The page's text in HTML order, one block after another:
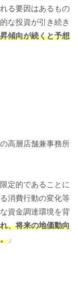
る要因はあるもの
な投資が引き続き
傾向が続くと予想
高層店舗兼事務所
定的であることに
消費行動の変化等
資金調達環境を背
、将来の地価動向
」